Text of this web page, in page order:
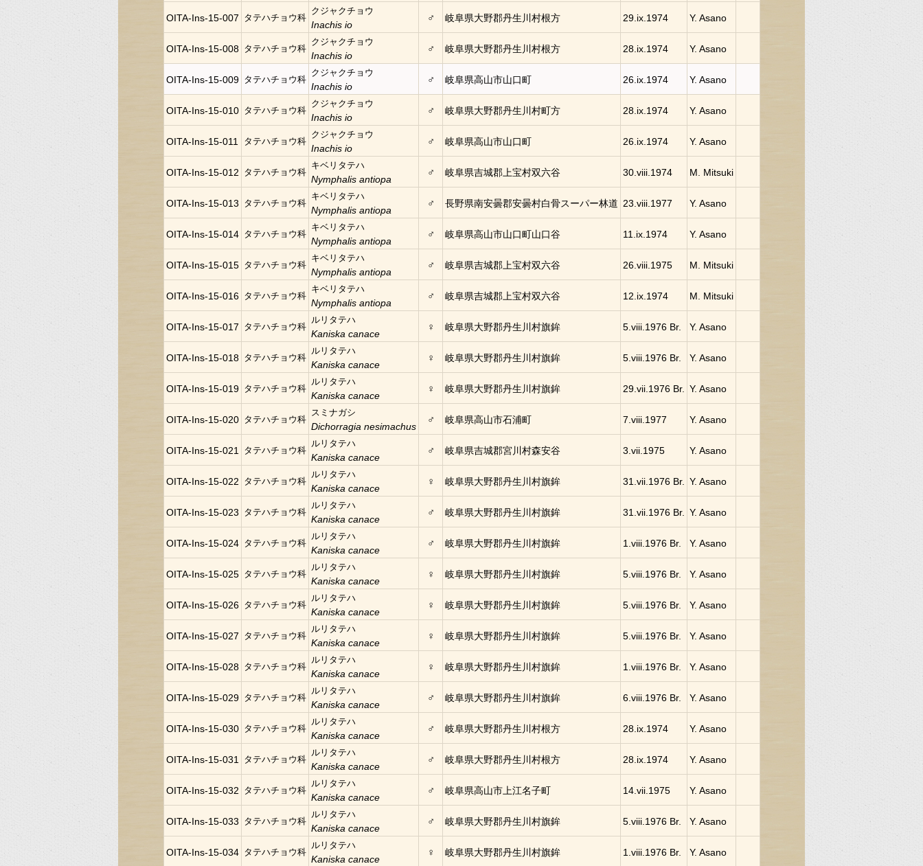
OITA-Ins-15-007 タテハチョウ科
クジャクチョウ
Inachis io
♂ 岐阜県大野郡丹生川村根方 29.ix.1974 Y. Asano
OITA-Ins-15-008 タテハチョウ科
クジャクチョウ
Inachis io
♂ 岐阜県大野郡丹生川村根方 28.ix.1974 Y. Asano
OITA-Ins-15-009 タテハチョウ科
クジャクチョウ
Inachis io
♂ 岐阜県高山市山口町 26.ix.1974 Y. Asano
OITA-Ins-15-010 タテハチョウ科
クジャクチョウ
Inachis io
♂ 岐阜県大野郡丹生川村町方 28.ix.1974 Y. Asano
OITA-Ins-15-011 タテハチョウ科
クジャクチョウ
Inachis io
♂ 岐阜県高山市山口町 26.ix.1974 Y. Asano
OITA-Ins-15-012 タテハチョウ科
キベリタテハ
Nymphalis antiopa
♂ 岐阜県吉城郡上宝村双六谷 30.viii.1974 M. Mitsuki
OITA-Ins-15-013 タテハチョウ科
キベリタテハ
Nymphalis antiopa
♂ 長野県南安曇郡安曇村白骨スーパー林道 23.viii.1977 Y. Asano
OITA-Ins-15-014 タテハチョウ科
キベリタテハ
Nymphalis antiopa
♂ 岐阜県高山市山口町山口谷 11.ix.1974 Y. Asano
OITA-Ins-15-015 タテハチョウ科
キベリタテハ
Nymphalis antiopa
♂ 岐阜県吉城郡上宝村双六谷 26.viii.1975 M. Mitsuki
OITA-Ins-15-016 タテハチョウ科
キベリタテハ
Nymphalis antiopa
♂ 岐阜県吉城郡上宝村双六谷 12.ix.1974 M. Mitsuki
OITA-Ins-15-017 タテハチョウ科
ルリタテハ
Kaniska canace
♀ 岐阜県大野郡丹生川村旗鉾 5.viii.1976 Br. Y. Asano
OITA-Ins-15-018 タテハチョウ科
ルリタテハ
Kaniska canace
♀ 岐阜県大野郡丹生川村旗鉾 5.viii.1976 Br. Y. Asano
OITA-Ins-15-019 タテハチョウ科
ルリタテハ
Kaniska canace
♀ 岐阜県大野郡丹生川村旗鉾 29.vii.1976 Br. Y. Asano
OITA-Ins-15-020 タテハチョウ科
スミナガシ
Dichorragia nesimachus
♂ 岐阜県高山市石浦町 7.viii.1977 Y. Asano
OITA-Ins-15-021 タテハチョウ科
ルリタテハ
Kaniska canace
♂ 岐阜県吉城郡宮川村森安谷 3.vii.1975 Y. Asano
OITA-Ins-15-022 タテハチョウ科
ルリタテハ
Kaniska canace
♀ 岐阜県大野郡丹生川村旗鉾 31.vii.1976 Br. Y. Asano
OITA-Ins-15-023 タテハチョウ科
ルリタテハ
Kaniska canace
♂ 岐阜県大野郡丹生川村旗鉾 31.vii.1976 Br. Y. Asano
OITA-Ins-15-024 タテハチョウ科
ルリタテハ
Kaniska canace
♂ 岐阜県大野郡丹生川村旗鉾 1.viii.1976 Br. Y. Asano
OITA-Ins-15-025 タテハチョウ科
ルリタテハ
Kaniska canace
♀ 岐阜県大野郡丹生川村旗鉾 5.viii.1976 Br. Y. Asano
OITA-Ins-15-026 タテハチョウ科
ルリタテハ
Kaniska canace
♀ 岐阜県大野郡丹生川村旗鉾 5.viii.1976 Br. Y. Asano
OITA-Ins-15-027 タテハチョウ科
ルリタテハ
Kaniska canace
♀ 岐阜県大野郡丹生川村旗鉾 5.viii.1976 Br. Y. Asano
OITA-Ins-15-028 タテハチョウ科
ルリタテハ
Kaniska canace
♀ 岐阜県大野郡丹生川村旗鉾 1.viii.1976 Br. Y. Asano
OITA-Ins-15-029 タテハチョウ科
ルリタテハ
Kaniska canace
♂ 岐阜県大野郡丹生川村旗鉾 6.viii.1976 Br. Y. Asano
OITA-Ins-15-030 タテハチョウ科
ルリタテハ
Kaniska canace
♂ 岐阜県大野郡丹生川村根方 28.ix.1974 Y. Asano
OITA-Ins-15-031 タテハチョウ科
ルリタテハ
Kaniska canace
♂ 岐阜県大野郡丹生川村根方 28.ix.1974 Y. Asano
OITA-Ins-15-032 タテハチョウ科
ルリタテハ
Kaniska canace
♂ 岐阜県高山市上江名子町 14.vii.1975 Y. Asano
OITA-Ins-15-033 タテハチョウ科
ルリタテハ
Kaniska canace
♂ 岐阜県大野郡丹生川村旗鉾 5.viii.1976 Br. Y. Asano
OITA-Ins-15-034 タテハチョウ科
ルリタテハ
Kaniska canace
♀ 岐阜県大野郡丹生川村旗鉾 1.viii.1976 Br. Y. Asano